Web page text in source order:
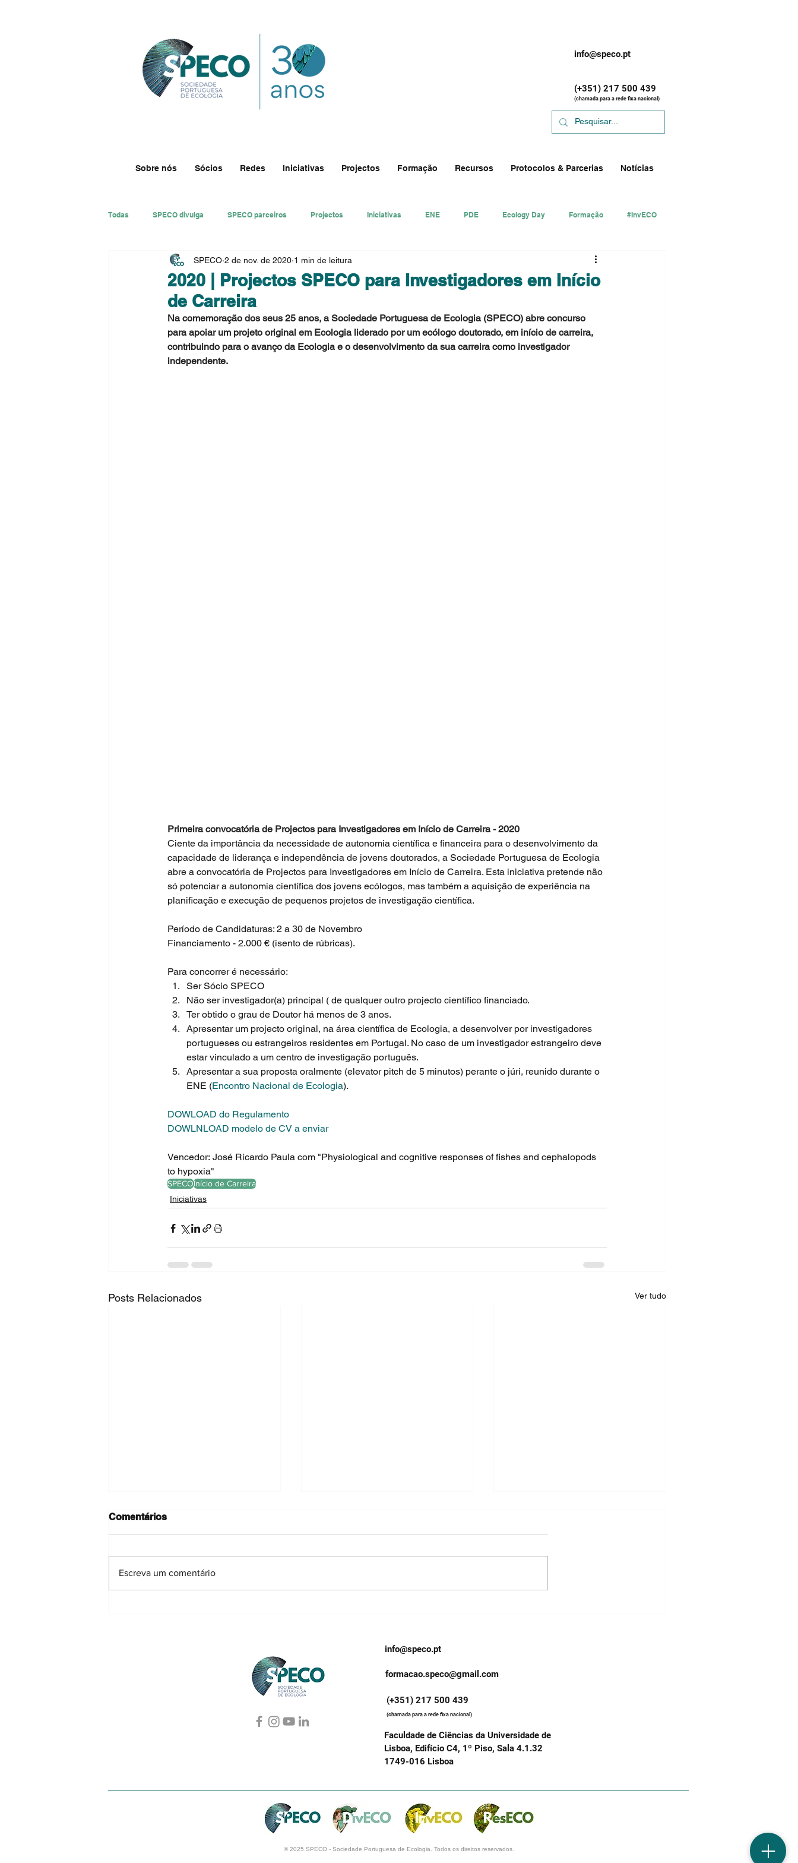
info@speco.pt
(+351) 217 500 439
(chamada para a rede fixa nacional)
Sobre nós Sócios Redes Iniciativas Projectos Formação Recursos Protocolos & Parcerias Notícias
Todas SPECO divulga SPECO parceiros Projectos Iniciativas ENE PDE Ecology Day Formação #InvECO
#DivECO Imprensa Ecologi@
2020 | Projectos SPECO para Investigadores em Início
de Carreira
SPECO 2 de nov. de 2020 1 min de leitura
Na comemoração dos seus 25 anos, a Sociedade Portuguesa de Ecologia (SPECO) abre concurso
para apoiar um projeto original em Ecologia liderado por um ecólogo doutorado, em início de carreira,
contribuindo para o avanço da Ecologia e o desenvolvimento da sua carreira como investigador
independente.
Primeira convocatória de Projectos para Investigadores em Início de Carreira - 2020
Ciente da importância da necessidade de autonomia científica e financeira para o desenvolvimento da
capacidade de liderança e independência de jovens doutorados, a Sociedade Portuguesa de Ecologia
abre a convocatória de Projectos para Investigadores em Início de Carreira. Esta iniciativa pretende não
só potenciar a autonomia científica dos jovens ecólogos, mas também a aquisição de experiência na
planificação e execução de pequenos projetos de investigação científica.
Período de Candidaturas: 2 a 30 de Novembro
Financiamento - 2.000 € (isento de rúbricas).
Para concorrer é necessário:
Ser Sócio SPECO
Não ser investigador(a) principal ( de qualquer outro projecto científico financiado.
Ter obtido o grau de Doutor há menos de 3 anos.
Apresentar um projecto original, na área científica de Ecologia, a desenvolver por investigadores
portugueses ou estrangeiros residentes em Portugal. No caso de um investigador estrangeiro deve
estar vinculado a um centro de investigação português.
Apresentar a sua proposta oralmente (elevator pitch de 5 minutos) perante o júri, reunido durante o
ENE (Encontro Nacional de Ecologia).
DOWLOAD do Regulamento
DOWLNLOAD modelo de CV a enviar
Vencedor: José Ricardo Paula com "Physiological and cognitive responses of fishes and cephalopods
to hypoxia"
SPECOInício de Carreira
Iniciativas
Posts Relacionados Ver tudo
Comentários
Escreva um comentário
info@speco.pt
formacao.speco@gmail.com
(+351) 217 500 439
(chamada para a rede fixa nacional)
Faculdade de Ciências da Universidade de
Lisboa, Edifício C4, 1º Piso, Sala 4.1.32
1749-016 Lisboa
© 2025 SPECO - Sociedade Portuguesa de Ecologia. Todos os direitos reservados.